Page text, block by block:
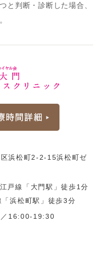
と判断・診断した場合、
浜松町2-2-15浜松町ゼ
戸線「大門駅」徒歩1分
浜松町駅」徒歩3分
16:00-19:30